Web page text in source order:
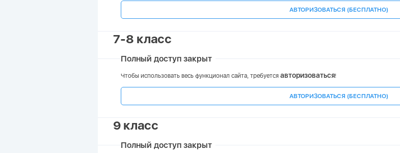
АВТОРИЗОВАТЬСЯ (БЕСПЛАТНО)
7-8 класс
Полный доступ закрыт
Чтобы использовать весь функционал сайта, требуется авторизоваться!
АВТОРИЗОВАТЬСЯ (БЕСПЛАТНО)
9 класс
Полный доступ закрыт